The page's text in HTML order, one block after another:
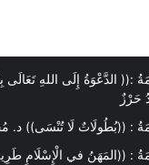
:(( الدَّعْوَةُ إِلَى اللهِ تَعَالَى
حَرْزٌ
: ((بُطُولَاتٌ لَا تُنْسَى)) د.
: ((المَهَنُ في الْإِسْلَامِ